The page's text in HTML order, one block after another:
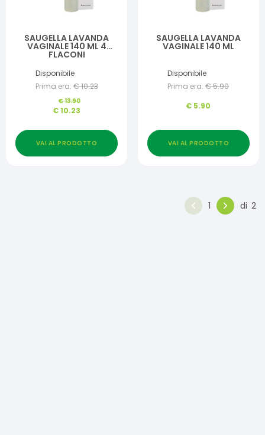
SAUGELLA LAVANDA
VAGINALE 140 ML 4
FLACONI
Disponibile
Prima era: €10.23
€13.90
€10.23
VAI AL PRODOTTO
SAUGELLA LAVANDA
VAGINALE 140 ML
Disponibile
Prima era: €5.90
€ 5.90
VAI AL PRODOTTO
1 di 2